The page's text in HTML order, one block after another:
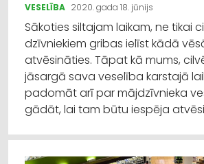
VESELĪBA 2020. gada 18. jūnijs
Sākoties siltajam laikam, ne tikai
dzīvniekiem gribas ielīst kādā
atvēsināties. Tāpat kā mums,
jāsargā sava veselība karstajā
padomāt arī par mājdzīvnieka
gādāt, lai tam būtu iespēja